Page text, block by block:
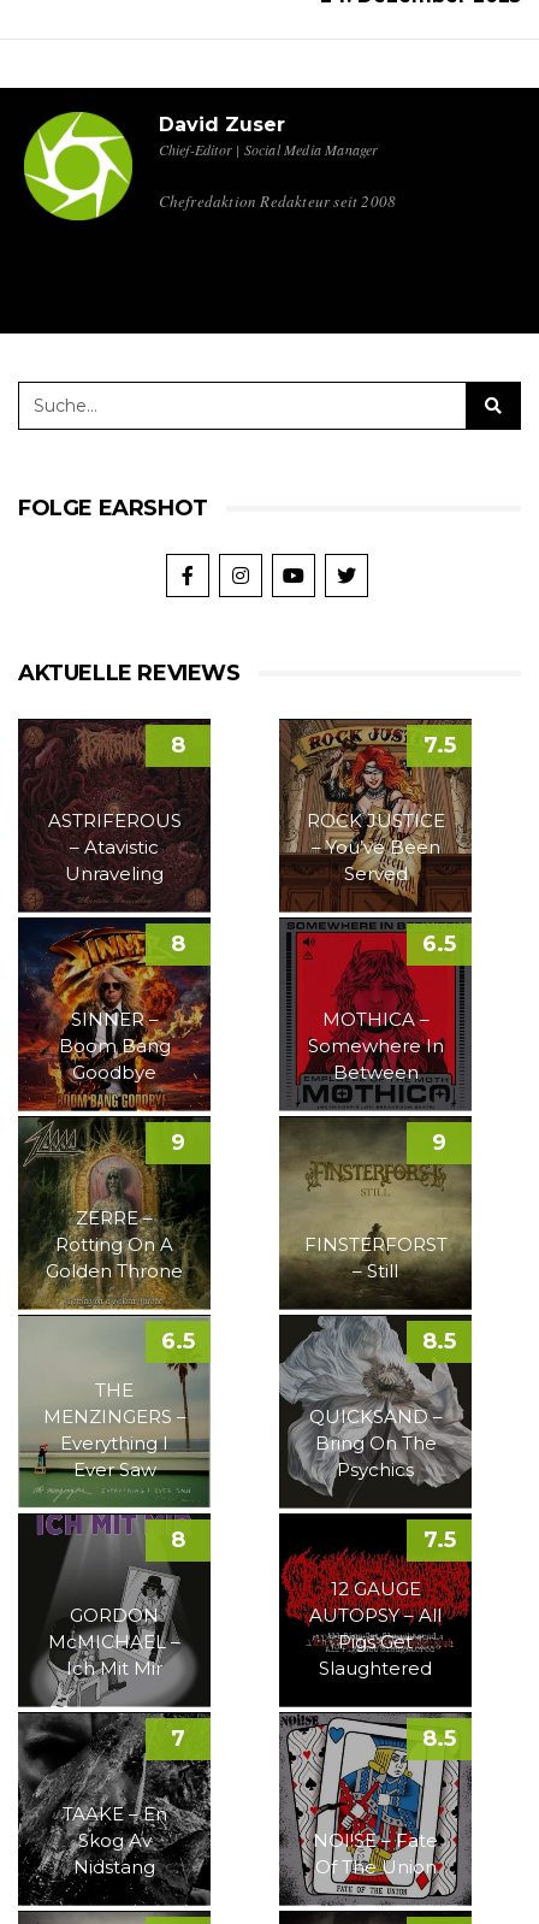
David Zuser
Chief-Editor | Social Media Manager
Chefredaktion Redakteur seit 2008
FOLGE EARSHOT
AKTUELLE REVIEWS
ASTRIFEROUS
– Atavistic
Unraveling
8
ROCK JUSTICE
– You’ve Been
Served
7.5
SINNER –
Boom Bang
Goodbye
8
MOTHICA –
Somewhere In
Between
6.5
ZERRE –
Rotting On A
Golden Throne
9
FINSTERFORST
– Still
9
THE
MENZINGERS –
Everything I
Ever Saw
6.5
QUICKSAND –
Bring On The
Psychics
8.5
GORDON
McMICHAEL –
Ich Mit Mir
8
12 GAUGE
AUTOPSY – All
Pigs Get
Slaughtered
7.5
TAAKE – En
Skog Av
Nidstang
7
NOI!SE – Fate
Of The Union
8.5